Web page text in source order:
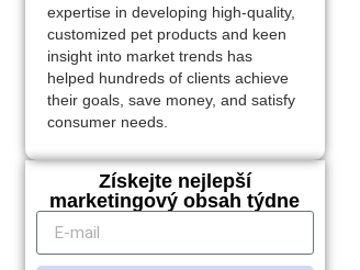
expertise in developing high-quality,
customized pet products and keen
insight into market trends has
helped hundreds of clients achieve
their goals, save money, and satisfy
consumer needs.
Získejte nejlepší
marketingový obsah týdne